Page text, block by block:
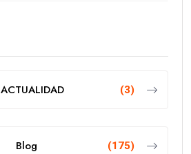
ACTUALIDAD (3)
Blog (175)